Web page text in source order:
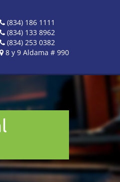
(834) 186 1111
(834) 133 8962
(834) 253 0382
8 y 9 Aldama # 990